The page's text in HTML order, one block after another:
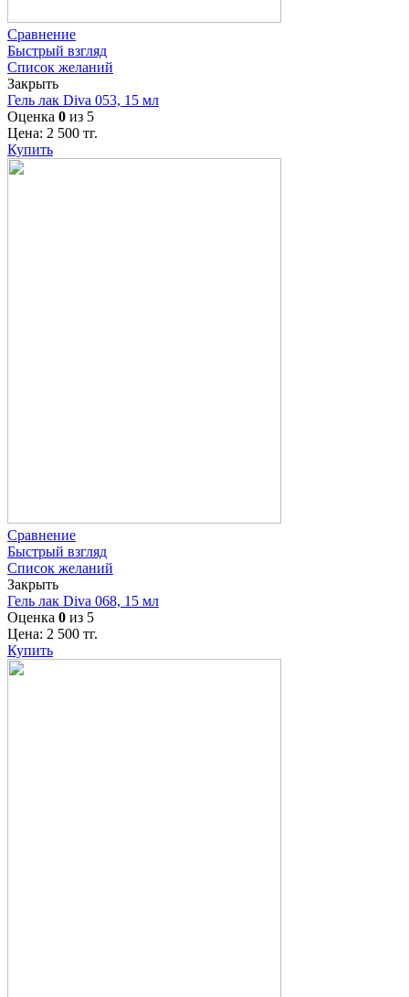
Сравнение
Быстрый взгляд
Список желаний
Закрыть
Гель лак Diva 053, 15 мл
Оценка 0 из 5
Цена: 2 500 тг.
Купить
Сравнение
Быстрый взгляд
Список желаний
Закрыть
Гель лак Diva 068, 15 мл
Оценка 0 из 5
Цена: 2 500 тг.
Купить